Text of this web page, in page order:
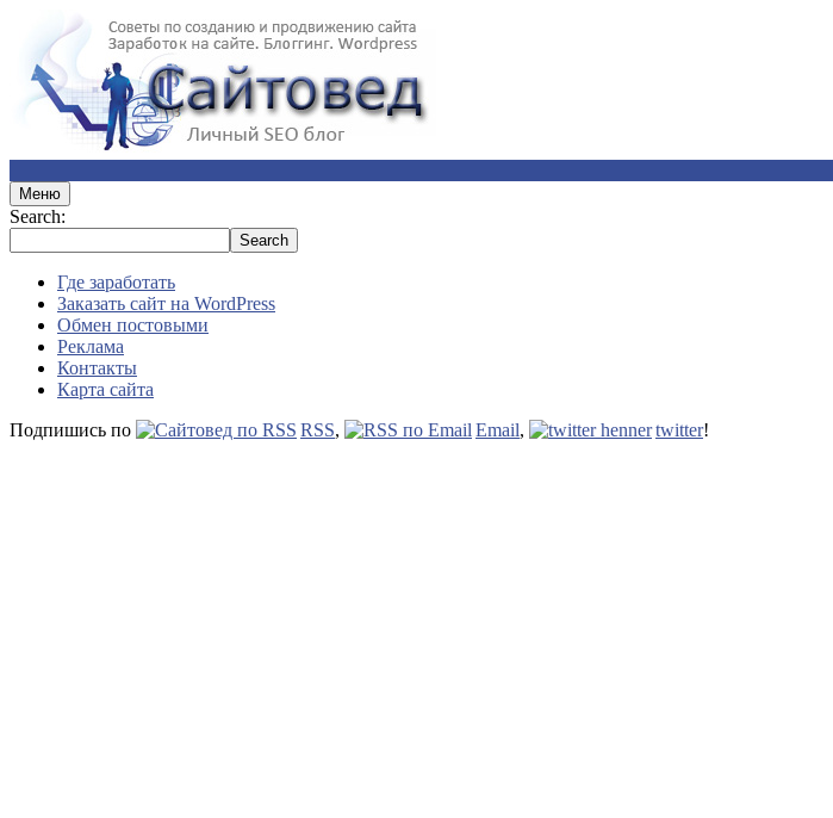
Меню
Search:
Где заработать
Заказать сайт на WordPress
Обмен постовыми
Реклама
Контакты
Карта сайта
Подпишись по
RSS, Email, twitter!